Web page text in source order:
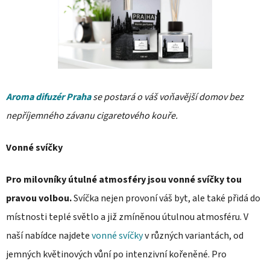
Aroma difuzér Prahase postará o váš voňavější domov bez
nepříjemného závanu cigaretového kouře.
Vonné svíčky
Pro milovníky útulné atmosféry jsou vonné svíčky tou
pravou volbou.Svíčka nejen provoní váš byt, ale také přidá do
místnosti teplé světlo a již zmíněnou útulnou atmosféru. V
naší nabídce najdetevonné svíčkyv různých variantách, od
jemných květinových vůní po intenzivní kořeněné. Pro